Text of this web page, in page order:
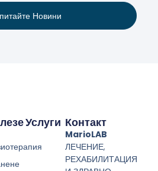
Новини
Услуги Контакт
MarioLAB
ЛЕЧЕНИЕ,
РЕХАБИЛИТАЦИЯ